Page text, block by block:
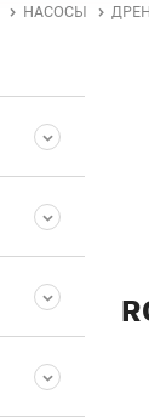
НАСОСЫ